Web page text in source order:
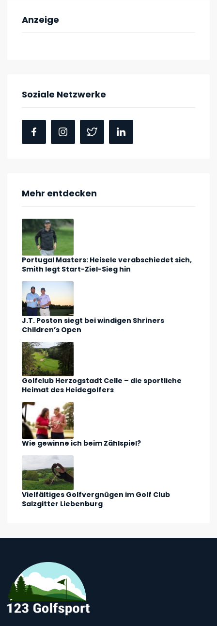
Anzeige
Soziale Netzwerke
Mehr entdecken
Portugal Masters: Heisele verabschiedet sich,
Smith legt Start-Ziel-Sieg hin
J.T. Poston siegt bei windigen Shriners
Children’s Open
Golfclub Herzogstadt Celle – die sportliche
Heimat des Heidegolfers
Wie gewinne ich beim Zählspiel?
Vielfältiges Golfvergnügen im Golf Club
Salzgitter Liebenburg